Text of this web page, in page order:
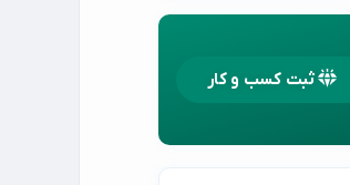
ثبت کسب و کار